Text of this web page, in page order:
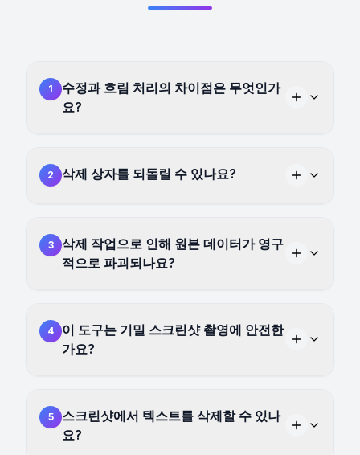
1
수정과 흐림 처리의 차이점은 무엇인가
요?
2 삭제 상자를 되돌릴 수 있나요?
3
삭제 작업으로 인해 원본 데이터가 영구
적으로 파괴되나요?
4
이 도구는 기밀 스크린샷 촬영에 안전한
가요?
5
스크린샷에서 텍스트를 삭제할 수 있나
요?